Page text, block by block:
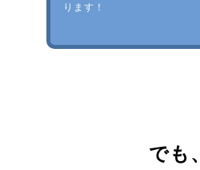
ります！
でも、